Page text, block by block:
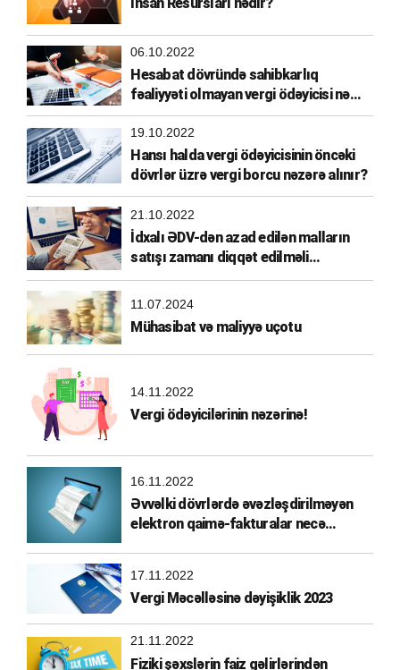
İnsan Resursları nədir?
06.10.2022
Hesabat dövründə sahibkarlıq
fəaliyyəti olmayan vergi ödəyicisi nə
etməlidir?
19.10.2022
Hansı halda vergi ödəyicisinin öncəki
dövrlər üzrə vergi borcu nəzərə alınır?
21.10.2022
İdxalı ƏDV-dən azad edilən malların
satışı zamanı diqqət edilməli
məqamlar
11.07.2024
Mühasibat və maliyyə uçotu
14.11.2022
Vergi ödəyicilərinin nəzərinə!
16.11.2022
Əvvəlki dövrlərdə əvəzləşdirilməyən
elektron qaimə-fakturalar necə
17.11.2022
Vergi Məcəlləsinə dəyişiklik 2023
21.11.2022
Fiziki şəxslərin faiz gəlirlərindən